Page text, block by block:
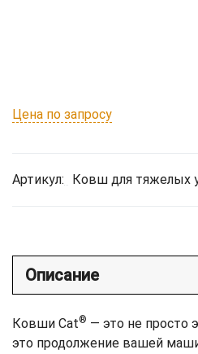
Цена по запросу
Артикул: Ковш для тяжелых
Описание
Ковши Cat® — это не просто
это продолжение вашей